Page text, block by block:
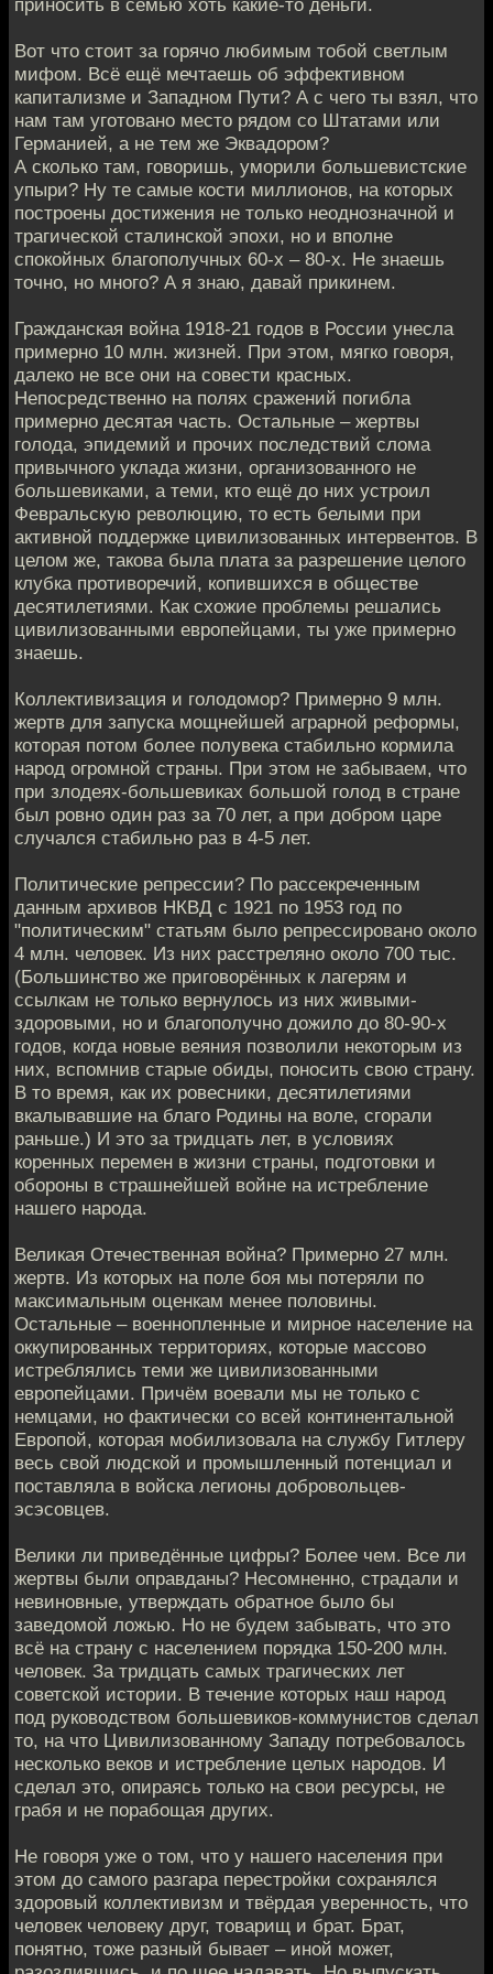
приносить в семью хоть какие-то деньги.
Вот что стоит за горячо любимым тобой светлым
мифом. Всё ещё мечтаешь об эффективном
капитализме и Западном Пути? А с чего ты взял, что
нам там уготовано место рядом со Штатами или
Германией, а не тем же Эквадором?
А сколько там, говоришь, уморили большевистские
упыри? Ну те самые кости миллионов, на которых
построены достижения не только неоднозначной и
трагической сталинской эпохи, но и вполне
спокойных благополучных 60-х – 80-х. Не знаешь
точно, но много? А я знаю, давай прикинем.
Гражданская война 1918-21 годов в России унесла
примерно 10 млн. жизней. При этом, мягко говоря,
далеко не все они на совести красных.
Непосредственно на полях сражений погибла
примерно десятая часть. Остальные – жертвы
голода, эпидемий и прочих последствий слома
привычного уклада жизни, организованного не
большевиками, а теми, кто ещё до них устроил
Февральскую революцию, то есть белыми при
активной поддержке цивилизованных интервентов. В
целом же, такова была плата за разрешение целого
клубка противоречий, копившихся в обществе
десятилетиями. Как схожие проблемы решались
цивилизованными европейцами, ты уже примерно
знаешь.
Коллективизация и голодомор? Примерно 9 млн.
жертв для запуска мощнейшей аграрной реформы,
которая потом более полувека стабильно кормила
народ огромной страны. При этом не забываем, что
при злодеях-большевиках большой голод в стране
был ровно один раз за 70 лет, а при добром царе
случался стабильно раз в 4-5 лет.
Политические репрессии? По рассекреченным
данным архивов НКВД с 1921 по 1953 год по
"политическим" статьям было репрессировано около
4 млн. человек. Из них расстреляно около 700 тыс.
(Большинство же приговорённых к лагерям и
ссылкам не только вернулось из них живыми-
здоровыми, но и благополучно дожило до 80-90-х
годов, когда новые веяния позволили некоторым из
них, вспомнив старые обиды, поносить свою страну.
В то время, как их ровесники, десятилетиями
вкалывавшие на благо Родины на воле, сгорали
раньше.) И это за тридцать лет, в условиях
коренных перемен в жизни страны, подготовки и
обороны в страшнейшей войне на истребление
нашего народа.
Великая Отечественная война? Примерно 27 млн.
жертв. Из которых на поле боя мы потеряли по
максимальным оценкам менее половины.
Остальные – военнопленные и мирное население на
оккупированных территориях, которые массово
истреблялись теми же цивилизованными
европейцами. Причём воевали мы не только с
немцами, но фактически со всей континентальной
Европой, которая мобилизовала на службу Гитлеру
весь свой людской и промышленный потенциал и
поставляла в войска легионы добровольцев-
эсэсовцев.
Велики ли приведённые цифры? Более чем. Все ли
жертвы были оправданы? Несомненно, страдали и
невиновные, утверждать обратное было бы
заведомой ложью. Но не будем забывать, что это
всё на страну с населением порядка 150-200 млн.
человек. За тридцать самых трагических лет
советской истории. В течение которых наш народ
под руководством большевиков-коммунистов сделал
то, на что Цивилизованному Западу потребовалось
несколько веков и истребление целых народов. И
сделал это, опираясь только на свои ресурсы, не
грабя и не порабощая других.
Не говоря уже о том, что у нашего населения при
этом до самого разгара перестройки сохранялся
здоровый коллективизм и твёрдая уверенность, что
человек человеку друг, товарищ и брат. Брат,
понятно, тоже разный бывает – иной может,